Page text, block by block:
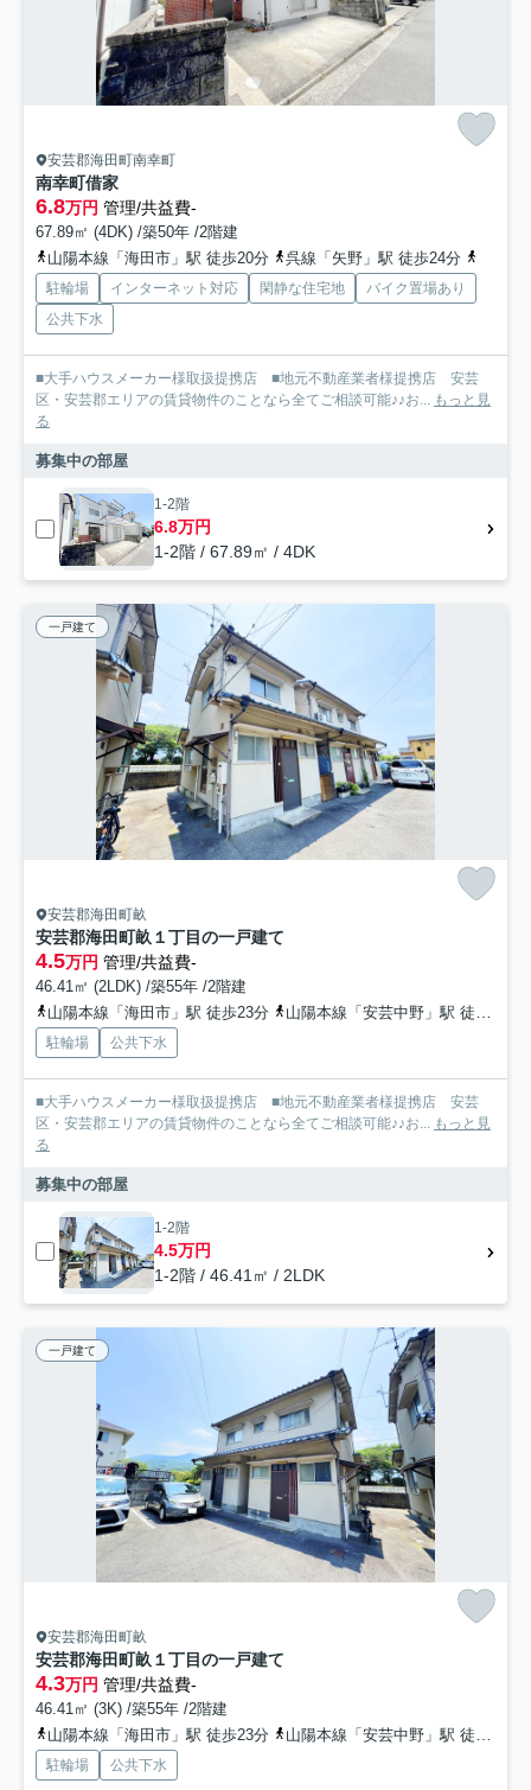
安芸郡海田町南幸町
南幸町借家
6.8万円 管理/共益費-
67.89㎡ (4DK) /築50年 /2階建
山陽本線「海田市」駅 徒歩20分
呉線「矢野」駅 徒歩24分
駐輪場 インターネット対応 閑静な住宅地
バイク置場あり
公共下水
■大手ハウスメーカー様取扱提携店 ■地元不動産業者様提携店 安芸
区・安芸郡エリアの賃貸物件のことなら全てご相談可能♪♪お... もっと見
る
募集中の部屋
1-2階
6.8万円
1-2階 / 67.89㎡ / 4DK
一戸建て
安芸郡海田町畝
安芸郡海田町畝１丁目の一戸建て
4.5万円 管理/共益費-
46.41㎡ (2LDK) /築55年 /2階建
山陽本線「海田市」駅 徒歩23分
山陽本線「安芸中野」駅 徒歩31分
駐輪場 公共下水
■大手ハウスメーカー様取扱提携店 ■地元不動産業者様提携店 安芸
区・安芸郡エリアの賃貸物件のことなら全てご相談可能♪♪お...
もっと見
る
募集中の部屋
1-2階
4.5万円
1-2階 / 46.41㎡ / 2LDK
一戸建て
安芸郡海田町畝
安芸郡海田町畝１丁目の一戸建て
4.3万円 管理/共益費-
46.41㎡ (3K) /築55年 /2階建
山陽本線「海田市」駅 徒歩23分
山陽本線「安芸中野」駅 徒歩31分
駐輪場 公共下水